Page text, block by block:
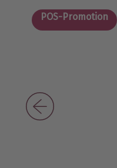
POS-Promotion